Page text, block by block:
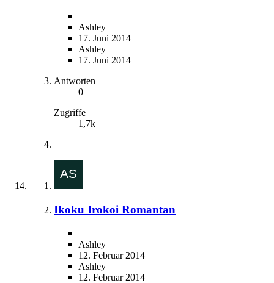
Ashley
17. Juni 2014
Ashley
17. Juni 2014
Antworten
0
Zugriffe
1,7k
Ikoku Irokoi Romantan
Ashley
12. Februar 2014
Ashley
12. Februar 2014